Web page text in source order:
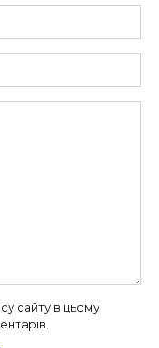
сайту в цьому